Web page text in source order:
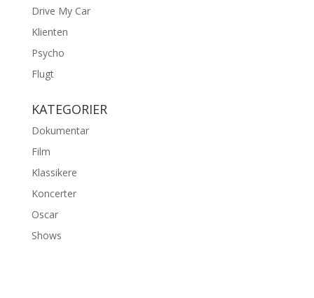
Drive My Car
Klienten
Psycho
Flugt
KATEGORIER
Dokumentar
Film
Klassikere
Koncerter
Oscar
Shows